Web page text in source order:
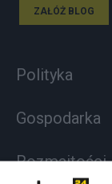
ZAŁÓŻ BLOG
Polityka
Gospodarka
Rozmaitości